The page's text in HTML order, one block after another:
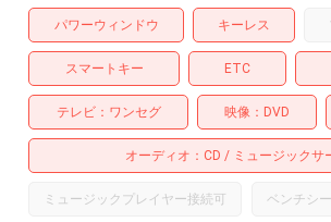
パワーウィンドウ キーレス
スマートキー ETC
テレビ ワンセグ 映像 DVD
オーディオ CD ミュージックサ
ミュージックプレイヤー接続可 ベンチシ